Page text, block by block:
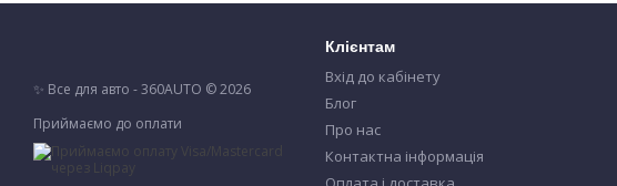
✨ Все для авто - 360AUTO © 2026
Приймаємо до оплати
Клієнтам
Вхід до кабінету
Блог
Про нас
Контактна інформація